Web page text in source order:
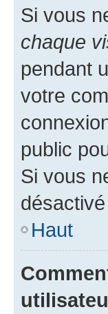
Si vous
chaque
pendant
votre
public
Si vous
Haut